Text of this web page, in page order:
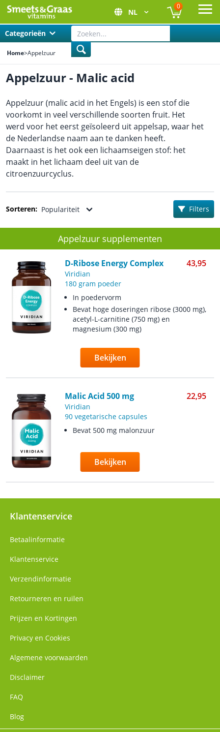
NL
0
Categorieën
Home>Appelzuur
Appelzuur - Malic acid
Sorteren: Populariteit Filters
Appelzuur supplementen
D-Ribose Energy Complex 43,95
Viridian
180 gram poeder
In poedervorm
Bevat hoge doseringen ribose (3000 mg),
acetyl-L-carnitine (750 mg) en
magnesium (300 mg)
Bekijken
Malic Acid 500 mg 22,95
Viridian
90 vegetarische capsules
Bevat 500 mg malonzuur
Bekijken
Appelzuur (malic acid in het Engels) is een stof die
voorkomt in veel verschillende soorten fruit. Het
werd voor het eerst geïsoleerd uit appelsap, waar het
de Nederlandse naam aan te danken heeft.
Daarnaast is het ook een lichaamseigen stof: het
maakt in het lichaam deel uit van de
citroenzuurcyclus.
Klantenservice
Betaalinformatie
Klantenservice
Verzendinformatie
Retourneren en ruilen
Prijzen en Kortingen
Privacy en Cookies
Algemene voorwaarden
Disclaimer
FAQ
Blog